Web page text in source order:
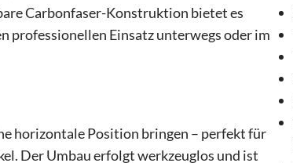
Carbonfaser-Konstruktion bietet es
professionellen Einsatz unterwegs oder im
horizontale Position bringen – perfekt für
Der Umbau erfolgt werkzeuglos und ist